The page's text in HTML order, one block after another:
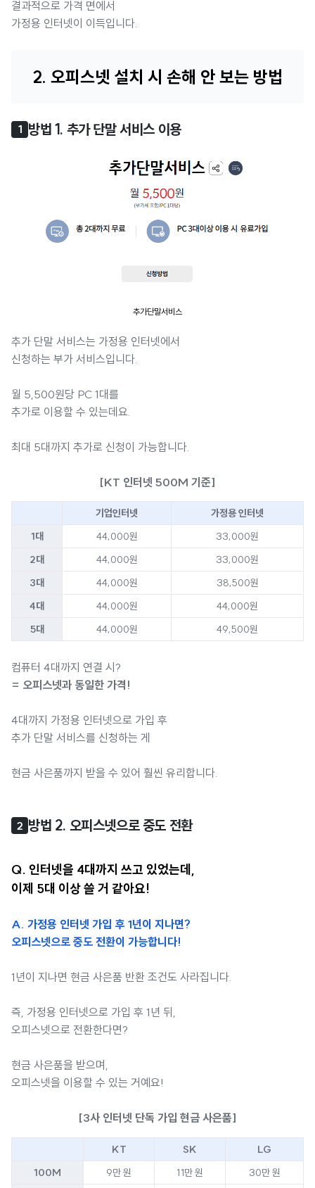
결과적으로 가격 면에서
가정용 인터넷이 이득입니다.
2. 오피스넷 설치 시 손해 안 보는 방법
1 방법 1. 추가 단말 서비스 이용
추가단말서비스
추가 단말 서비스는 가정용 인터넷에서
신청하는 부가 서비스입니다.
월 5,500원당 PC 1대를
추가로 이용할 수 있는데요.
최대 5대까지 추가로 신청이 가능합니다.
[KT 인터넷 500M 기준]
기업인터넷
가정용 인터넷
1대
44,000원
33,000원
2대
44,000원
33,000원
3대
44,000원
38,500원
4대
44,000원
44,000원
5대
44,000원 49,500원
컴퓨터 4대까지 연결 시?
= 오피스넷과 동일한 가격!
4대까지 가정용 인터넷으로 가입 후
추가 단말 서비스를 신청하는 게
현금 사은품까지 받을 수 있어 훨씬 유리합니다.
2 방법 2. 오피스넷으로 중도 전환
Q. 인터넷을 4대까지 쓰고 있었는데,
이제 5대 이상 쓸 거 같아요!
A. 가정용 인터넷 가입 후 1년이 지나면?
오피스넷으로 중도 전환이 가능합니다!
1년이 지나면 현금 사은품 반환 조건도 사라집니다.
즉, 가정용 인터넷으로 가입 후 1년 뒤,
오피스넷으로 전환한다면?
현금 사은품을 받으며,
오피스넷을 이용할 수 있는 거예요!
[3사 인터넷 단독 가입 현금 사은품]
KT SK
LG
100M
9만 원 11만 원
30만 원